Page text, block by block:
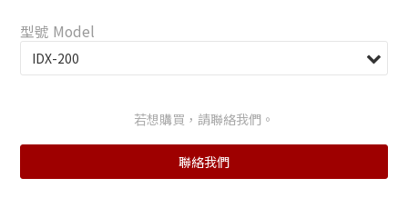
型號 Model
若想購買，請聯絡我們。
聯絡我們